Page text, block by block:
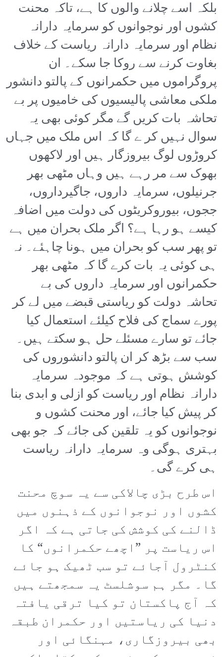
بلکہ اسے چلانے والوں کا ہے، تاکہ محنت
کشوں اور نوجوانوں کو سرمایہ دارانہ
نظام اور سرمایہ دارانہ ریاست کے خلاف
بغاوت کرنے سے روکا جا سکے۔ ان
پروگراموں میں حکمرانوں کے پالتو دانشور
ملکی معاشی پالیسیوں کی خامیوں پر بے
تحاشہ بات کریں گے مگر کوئی بھی یہ
سوال نہیں کر ے گا کہ اس ملک میں جہاں
کروڑوں لوگ بیروزگار ہیں اور لاکھوں
بھوک سے مر رہے ہیں وہاں مٹھی بھر
جرنیلوں، سرمایہ داروں، جاگیرداروں،
ججوں، بیوروکریٹوں کی دولت میں اضافہ
کیسے ہو رہا ہے؟ اگر ملک بحران میں ہے
تو پھر سب کو بحران میں ہونا چاہئے۔ نہ
ہی کوئی یہ بات کرے گا کہ مٹھی بھر
حکمرانوں اور سرمایہ داروں کی بے
تحاشہ دولت کو ریاستی قبضے میں لے کر
پورے سماج کی فلاح کیلئے استعمال کیا
جائے تو سارے مسئلے حل ہو سکتے ہیں۔
سب سے بڑھ کر ان پالتو دانشوروں کی
کوشش ہوتی ہے کہ موجودہ سرمایہ
دارانہ نظام اور ریاست کو ازلی و ابدی بنا
کر پیش کیا جائے، اور محنت کشوں و
نوجوانوں کو یہ تلقین کی جائے کہ جو بھی
بہتری ہوگی وہ سرمایہ دارانہ ریاست
ہی کرے گی۔
اس طرح بڑی چالاکی سے یہ سوچ محنت
کشوں اور نوجوانوں کے ذہنوں میں
ڈالنے کی کوشش کی جاتی ہے کہ اگر
اس ریاست پر ”اچھے حکمرانوں“ کا
کنٹرول آجائے تو سب ٹھیک ہو جائے
گا۔ مگر ہم سوشلسٹ یہ سمجھتے ہیں
کہ آج پاکستان تو کیا ترقی یافتہ
دنیا کی ریاستیں اور حکمران طبقہ
بھی بیروزگاری، مہنگائی اور